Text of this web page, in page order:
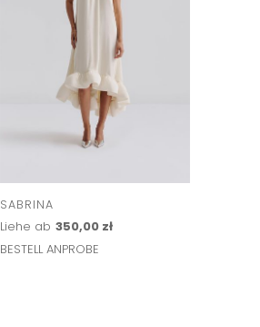
SABRINA
Liehe ab 350,00 zł
BESTELL ANPROBE